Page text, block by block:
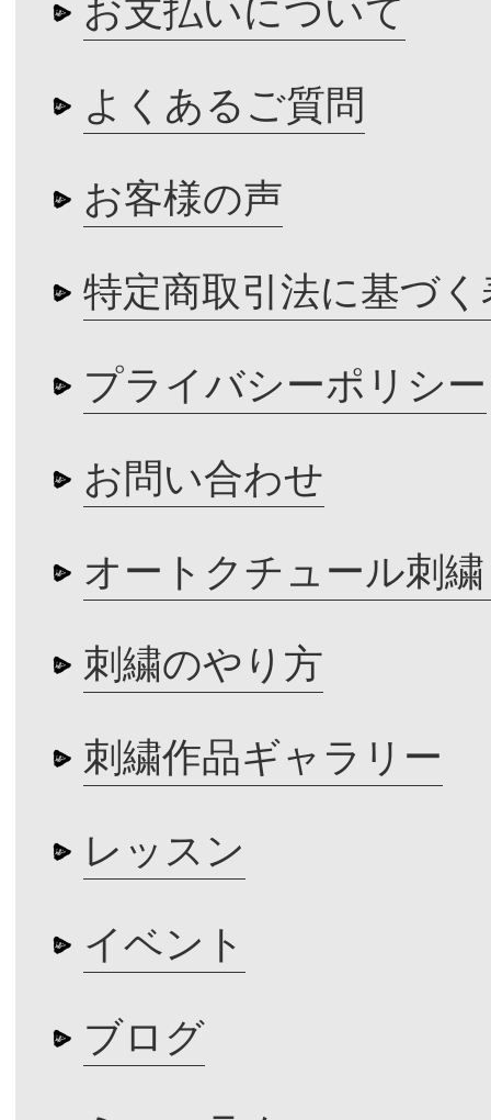
お支払いについて
よくあるご質問
お客様の声
特定商取引法に基づく
プライバシーポリシー
お問い合わせ
オートクチュール刺
刺繍のやり方
刺繍作品ギャラリー
レッスン
イベント
ブログ